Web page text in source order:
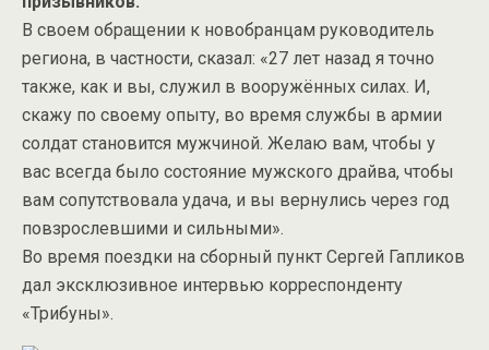
В своем обращении к новобранцам руководитель
региона, в частности, сказал: «27 лет назад я точно
также, как и вы, служил в вооружённых силах. И,
скажу по своему опыту, во время службы в армии
солдат становится мужчиной. Желаю вам, чтобы у
вас всегда было состояние мужского драйва, чтобы
вам сопутствовала удача, и вы вернулись через год
повзрослевшими и сильными».
Во время поездки на сборный пункт Сергей Гапликов
дал эксклюзивное интервью корреспонденту
«Трибуны».